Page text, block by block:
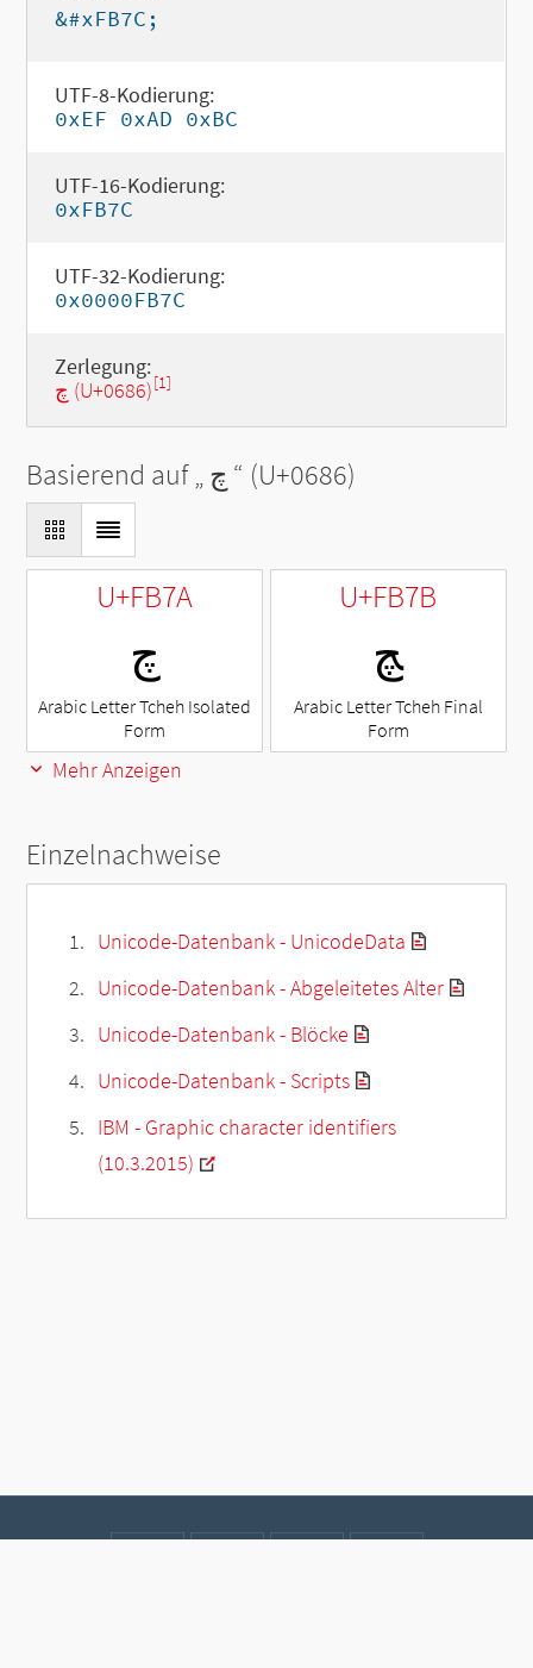
&#xFB7C;
UTF-8-Kodierung:
0xEF 0xAD 0xBC
UTF-16-Kodierung:
0xFB7C
UTF-32-Kodierung:
0x0000FB7C
Zerlegung:
چ (U+0686)[1]
Basierend auf „چ “ (U+0686)
U+FB7A
ﭺ
Arabic Letter Tcheh Isolated
Form
U+FB7B
ﭻ
Arabic Letter Tcheh Final
Form
Mehr Anzeigen
Einzelnachweise
Unicode-Datenbank - UnicodeData
Unicode-Datenbank - Abgeleitetes Alter
Unicode-Datenbank - Blöcke
Unicode-Datenbank - Scripts
IBM - Graphic character identifiers
(10.3.2015)